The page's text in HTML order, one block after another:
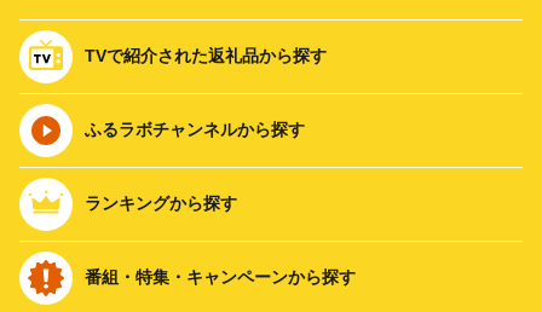
TVで紹介された返礼品から探す
ふるラボチャンネルから探す
ランキングから探す
番組・特集・キャンペーンから探す